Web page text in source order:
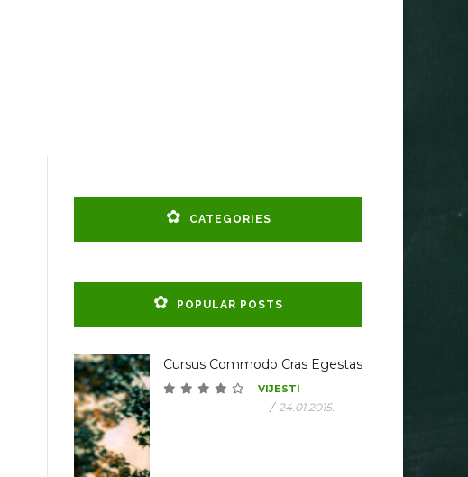
CATEGORIES
POPULAR POSTS
Cursus Commodo Cras Egestas
VIJESTI
/ 24.01.2015.